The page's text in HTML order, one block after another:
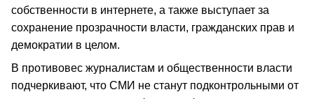
собственности в интернете, а также выступает за
сохранение прозрачности власти, гражданских прав и
демократии в целом.
В противовес журналистам и общественности власти
подчеркивают, что СМИ не станут подконтрольными от